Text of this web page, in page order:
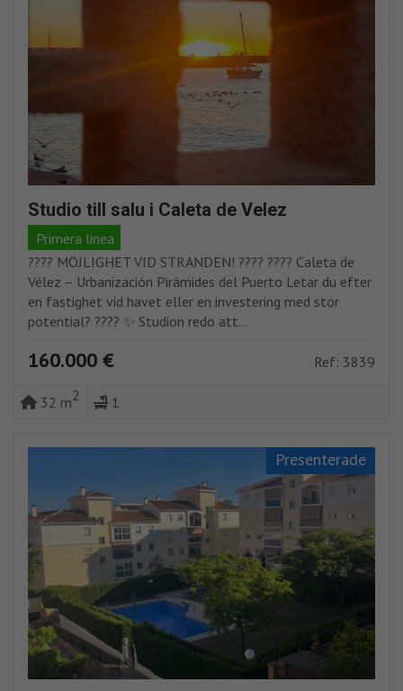
Studio till salu i Caleta de Velez
Primera linea
????️ MÖJLIGHET VID STRANDEN! ???? ???? Caleta de
Vélez – Urbanización Pirámides del Puerto Letar du efter
en fastighet vid havet eller en investering med stor
potential? ???? ✨ Studion redo att...
160.000 € Ref: 3839
32 m2 1
Presenterade